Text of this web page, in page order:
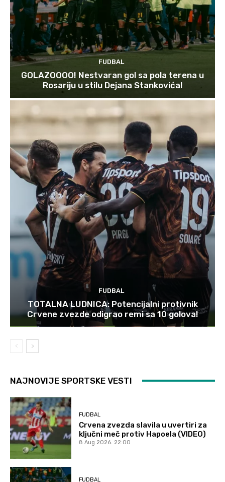
FUDBAL
GOLAZOOOO! Nestvaran gol sa pola terena u
Rosariju u stilu Dejana Stankovića!
FUDBAL
TOTALNA LUDNICA: Potencijalni protivnik
Crvene zvezde odigrao remi sa 10 golova!
NAJNOVIJE SPORTSKE VESTI
FUDBAL
Crvena zvezda slavila u uvertiri za
ključni meč protiv Hapoela (VIDEO)
8 Aug 2026. 22:00
FUDBAL